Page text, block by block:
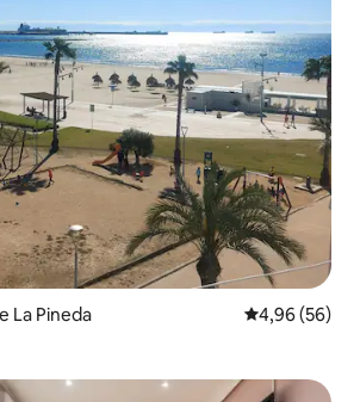
La Pineda Priemerné
4,96 (56)